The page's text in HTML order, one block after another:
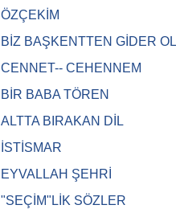
ÖZÇEKİM
BİZ BAŞKENTTEN GİDER
CENNET-- CEHENNEM
BİR BABA TÖREN
ALTTA BIRAKAN DİL
İSTİSMAR
EYVALLAH ŞEHRİ
"SEÇİM"LİK SÖZLER